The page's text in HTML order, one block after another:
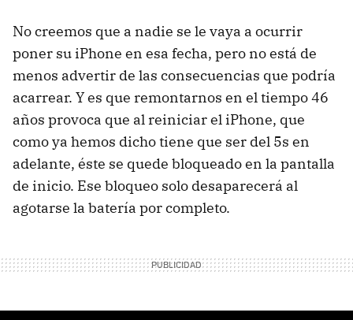
No creemos que a nadie se le vaya a ocurrir
poner su iPhone en esa fecha, pero no está de
menos advertir de las consecuencias que podría
acarrear. Y es que remontarnos en el tiempo 46
años provoca que al reiniciar el iPhone, que
como ya hemos dicho tiene que ser del 5s en
adelante, éste se quede bloqueado en la pantalla
de inicio. Ese bloqueo solo desaparecerá al
agotarse la batería por completo.